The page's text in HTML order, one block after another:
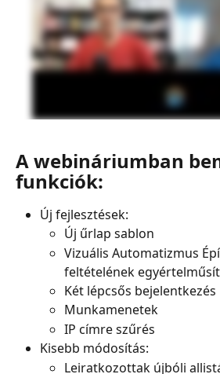
A webináriumban
funkciók:
Új fejlesztések:
Új űrlap sablon
Vizuális Automatizmus
feltételének
Két lépcsős bejelentkezés
Munkamenetek
IP címre szűrés
Kisebb módosítás:
Leiratkozottak újbóli